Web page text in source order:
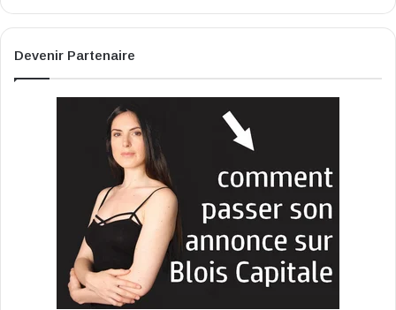
Devenir Partenaire